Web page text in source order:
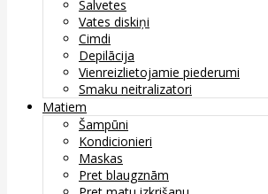
Salvetes
Vates diskiņi
Cimdi
Depilācija
Vienreizlietojamie piederumi
Smaku neitralizatori
Matiem
Šampūni
Kondicionieri
Maskas
Pret blaugznām